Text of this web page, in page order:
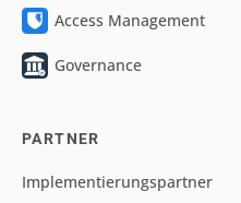
Access Management
Governance
PARTNER
Implementierungspartner